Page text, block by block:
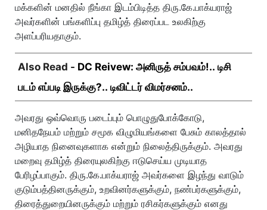
மக்களின் மனதில் நீங்கா இடம்பிடித்த திரு.கே.பாக்யராஜ்
அவர்களின் பங்களிப்பு தமிழ்த் திரைப்பட உலகிற்கு
அளப்பரியதாகும்.
Also Read - DC Reivew: அனிருத் சம்பவம்!.. டிசி
படம் எப்படி இருக்கு?.. டிவிட்டர் விமர்சனம்..
அவரது ஒவ்வொரு படைப்பும் பொழுதுபோக்கோடு,
மனிதநேயம் மற்றும் சமூக விழுமியங்களை பேசும் காலத்தால்
அழியாத நினைவுகளாக என்றும் நிலைத்திருக்கும். அவரது
மறைவு தமிழ்த் திரையுலகிற்கு ஈடுசெய்ய முடியாத
பேரிழப்பாகும். திரு.கே.பாக்யராஜ் அவர்களை இழந்து வாடும்
குடும்பத்தினருக்கும், உறவினர்களுக்கும், நண்பர்களுக்கும்,
திரைத்துறையினருக்கும் மற்றும் ரசிகர்களுக்கும் எனது